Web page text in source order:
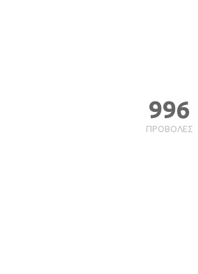
ΠΡΟΒΟΛΈΣ
996